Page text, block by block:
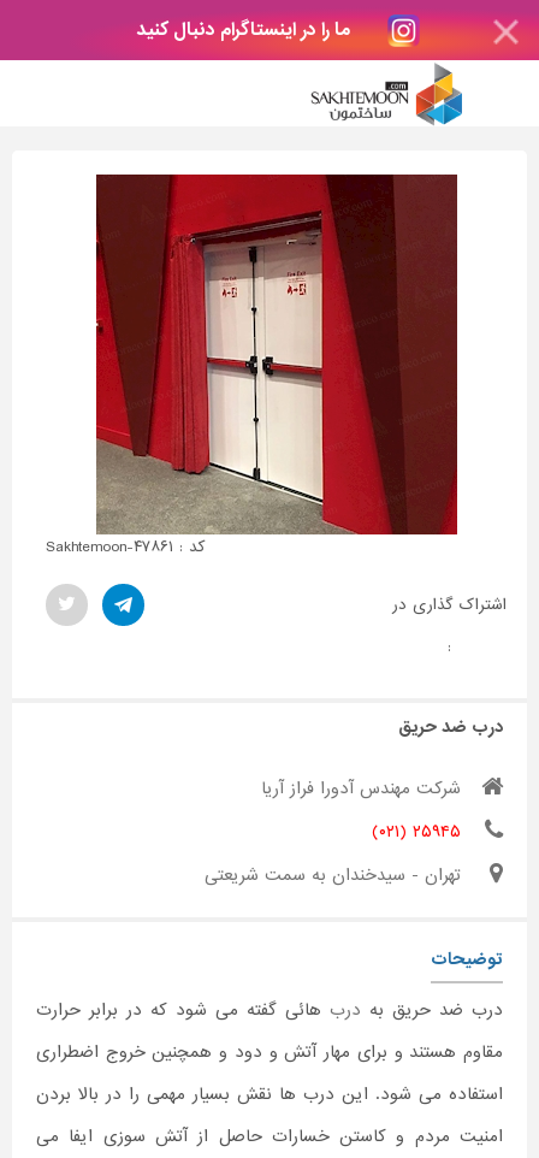
ما را در اینستاگرام دنبال کنید
کد : Sakhtemoon-۴۷۸۶۱
اشتراک گذاری در
:
درب ضد حریق
شرکت مهندس آدورا فراز آریا
۲۵۹۴۵ (۰۲۱)
تهران - سیدخندان به سمت شریعتی
توضیحات
درب ضد حریق به درب هائی گفته می شود که در برابر حرارت
مقاوم هستند و برای مهار آتش و دود و همچنین خروج اضطراری
استفاده می شود. این درب ها نقش بسیار مهمی را در بالا بردن
امنیت مردم و کاستن خسارات حاصل از آتش سوزی ایفا می